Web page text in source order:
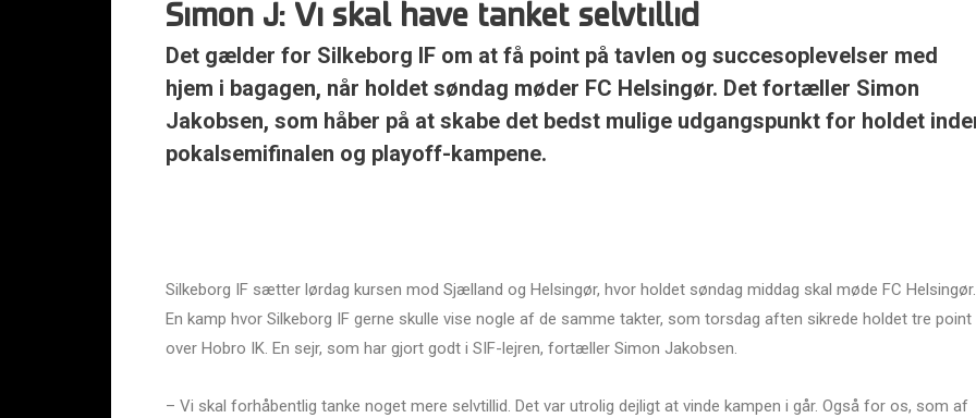
Simon J: Vi skal have tanket selvtillid
Det gælder for Silkeborg IF om at få point på tavlen og succesoplevelser med
hjem i bagagen, når holdet søndag møder FC Helsingør. Det fortæller Simon
Jakobsen, som håber på at skabe det bedst mulige udgangspunkt for holdet
pokalsemifinalen og playoff-kampene.
Silkeborg IF sætter lørdag kursen mod Sjælland og Helsingør, hvor holdet søndag middag skal møde FC Helsingør.
En kamp hvor Silkeborg IF gerne skulle vise nogle af de samme takter, som torsdag aften sikrede holdet tre point
over Hobro IK. En sejr, som har gjort godt i SIF-lejren, fortæller Simon Jakobsen.
– Vi skal forhåbentlig tanke noget mere selvtillid. Det var utrolig dejligt at vinde kampen i går. Også for os, som af